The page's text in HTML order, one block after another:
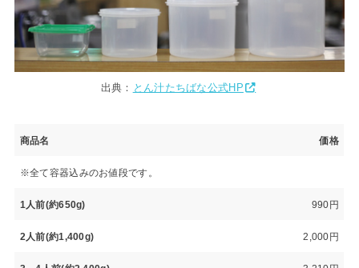
出典： とん汁たちばな公式HP
商品名 価格
※全て容器込みのお値段です。
1人前(約650g) 990円
2人前(約1,400g) 2,000円